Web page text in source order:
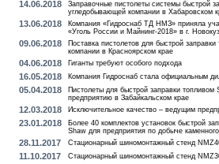
14.06.2018
Заправочные пистолеты системы быстрой
угледобывающей компании в Хабаровском
13.06.2018
Компания «Гидроснаб ТД НМЗ» приняла
«Уголь России и Майнинг-2018» в г.
09.06.2018
Поставка пистолетов для быстрой
компании в Красноярском крае
04.06.2018 Гиганты требуют особого подхода
16.05.2018 Компания Гидроснаб стала официальным
05.04.2018
Пистолеты для быстрой заправки
предприятию в Забайкальском крае
12.03.2018 Исключительное качество – ведущим
23.01.2018
Более 40 комплектов установок быстрой
Shaw для предприятия по добыче
28.11.2017 Стационарный шиномонтажный стенд
11.10.2017 Стационарный шиномонтажный стенд